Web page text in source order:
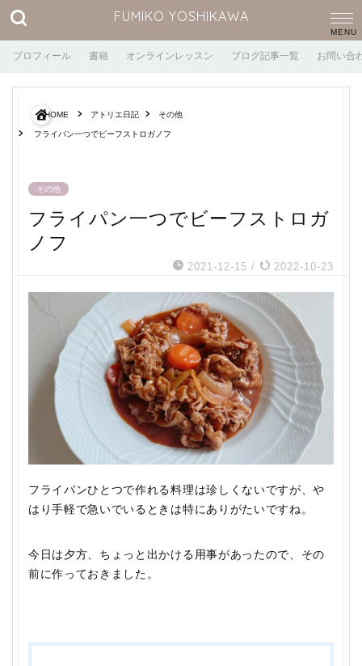
FUMIKO YOSHIKAWA
プロフィール 書籍 オンラインレッスン ブログ記事一覧 お問い合
HOME アトリエ日記 その他
フライパン一つでビーフストロガノフ
その他
フライパン一つでビーフストロガ
ノフ
2021-12-15 / 2022-10-23
フライパンひとつで作れる料理は珍しくないですが、や
はり手軽で急いでいるときは特にありがたいですね。
今日は夕方、ちょっと出かける用事があったので、その
前に作っておきました。